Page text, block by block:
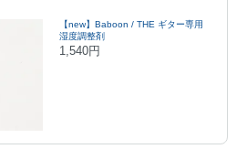
【new】Baboon / THE ギター専用
湿度調整剤
1,540円